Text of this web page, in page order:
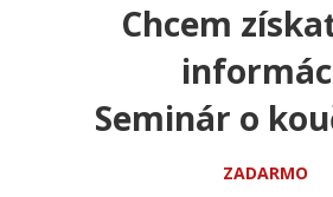
Chcem
Seminár o
ZADARMO